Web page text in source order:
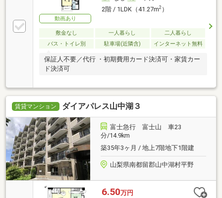
動画あり
2階 / 1LDK（41.27m2）
敷金なし 一人暮らし
二人暮らし
バス・トイレ別
駐車場(近隣含) インターネット無料
保証人不要／代行 ・初期費用カード決済可・家賃カー
ド決済可
賃貸マンション ダイアパレス山中湖３
富士急行 富士山 車23
分/14.9km
築35年3ヶ月 / 地上7階地下1階建
山梨県南都留郡山中湖村平野
6.50万円